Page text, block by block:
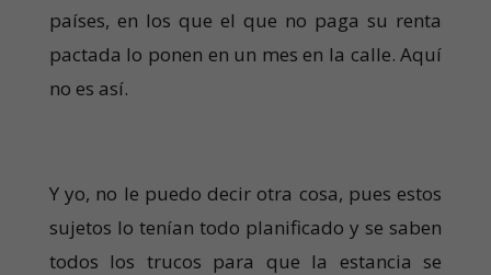
países, en los que el que no paga su renta
pactada lo ponen en un mes en la calle. Aquí
no es así.
Y yo, no le puedo decir otra cosa, pues estos
sujetos lo tenían todo planificado y se saben
todos los trucos para que la estancia se